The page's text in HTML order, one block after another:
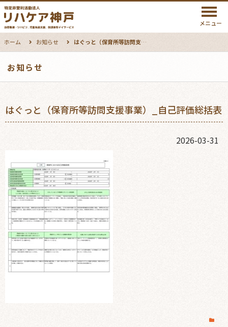
メニュー
ホーム お知らせ はぐっと（保育所等訪問支援事業）_自己評価総括表
お知らせ
はぐっと（保育所等訪問支援事業）_自己評価総括表
2026-03-31